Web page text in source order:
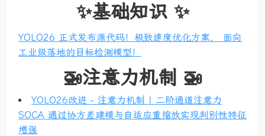
✨基础知识 ✨
YOLO26 正式发布源代码！极致速度优化方案， 面向
工业级落地的目标检测模型！
🚁注意力机制 🚁
YOLO26改进 - 注意力机制 | 二阶通道注意力
SOCA 通过协方差建模与自适应重缩放实现判别性特征
增强